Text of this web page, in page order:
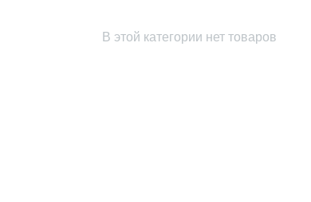
В этой категории нет товаров